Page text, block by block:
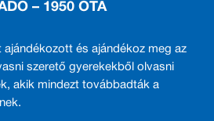
– 1950 ÓTA
ajándékozott és ajándékoz meg az
szerető gyerekekből olvasni
akik mindezt továbbadták a